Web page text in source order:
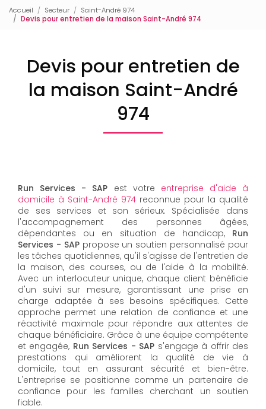
Accueil Secteur
Saint-André 974
Devis pour entretien de la maison Saint-André 974
Devis pour entretien de
la maison Saint-André
974
Run Services - SAP est votre entreprise d'aide à
domicile à Saint-André 974 reconnue pour la qualité
de ses services et son sérieux. Spécialisée dans
l'accompagnement des personnes âgées,
dépendantes ou en situation de handicap, Run
Services - SAP propose un soutien personnalisé pour
les tâches quotidiennes, qu'il s'agisse de l'entretien de
la maison, des courses, ou de l'aide à la mobilité.
Avec un interlocuteur unique, chaque client bénéficie
d'un suivi sur mesure, garantissant une prise en
charge adaptée à ses besoins spécifiques. Cette
approche permet une relation de confiance et une
réactivité maximale pour répondre aux attentes de
chaque bénéficiaire. Grâce à une équipe compétente
et engagée, Run Services - SAP s'engage à offrir des
prestations qui améliorent la qualité de vie à
domicile, tout en assurant sécurité et bien-être.
L'entreprise se positionne comme un partenaire de
confiance pour les familles cherchant un soutien
fiable.